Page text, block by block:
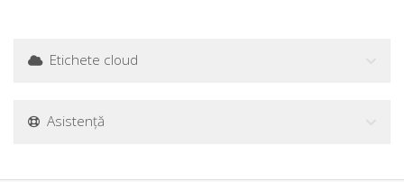
Etichete cloud
Asistență